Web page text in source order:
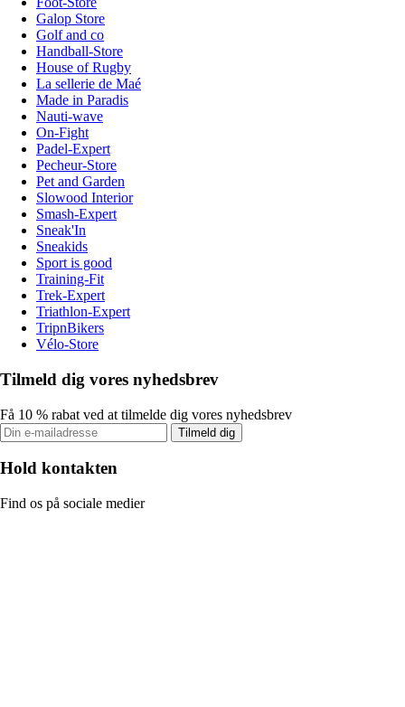
Galop Store
Golf and co
Handball-Store
House of Rugby
La sellerie de Maé
Made in Paradis
Nauti-wave
On-Fight
Padel-Expert
Pecheur-Store
Pet and Garden
Slowood Interior
Smash-Expert
Sneak'In
Sneakids
Sport is good
Training-Fit
Trek-Expert
Triathlon-Expert
TripnBikers
Vélo-Store
Tilmeld dig vores nyhedsbrev
Få 10 % rabat ved at tilmelde dig vores nyhedsbrev
Tilmeld dig
Hold kontakten
Find os på sociale medier